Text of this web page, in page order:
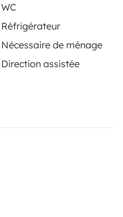
WC
Réfrigérateur
Nécessaire de ménage
Direction assistée